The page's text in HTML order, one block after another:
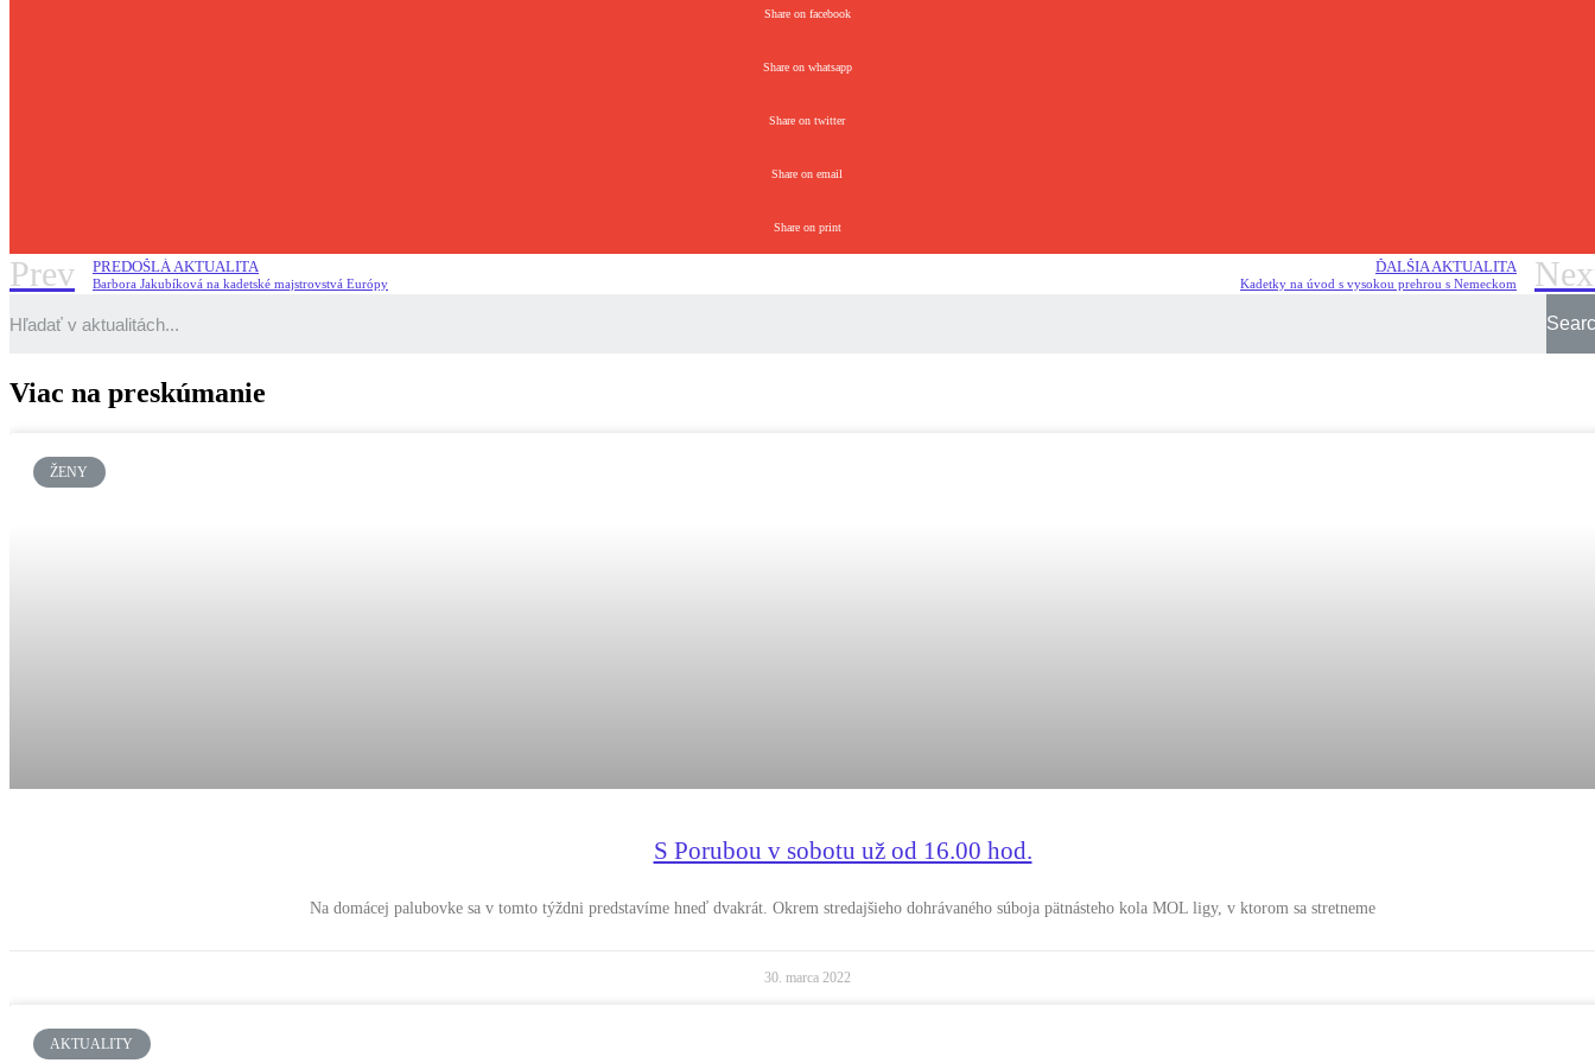
Share on facebook
Share on whatsapp
Share on twitter
Share on email
Share on print
Prev PREDOŠLÁ AKTUALITA
Barbora Jakubíková na kadetské majstrovstvá Európy
ĎALŠIA AKTUALITA
Kadetky na úvod s vysokou prehrou s Nemeckom
Viac na preskúmanie
ŽENY
S Porubou v sobotu už od 16.00 hod.
Na domácej palubovke sa v tomto týždni predstavíme hneď dvakrát. Okrem stredajšieho dohrávaného súboja pätnásteho kola MOL ligy, v ktorom sa stretneme
30. marca 2022
AKTUALITY